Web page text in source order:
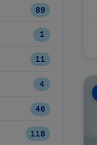
89
1
11
4
46
118